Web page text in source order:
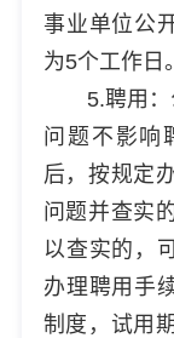
事业单位公
为5个工作日。
5.聘用
问题不影响
后，按规定
问题并查实
以查实的，
办理聘用手
制度，试用